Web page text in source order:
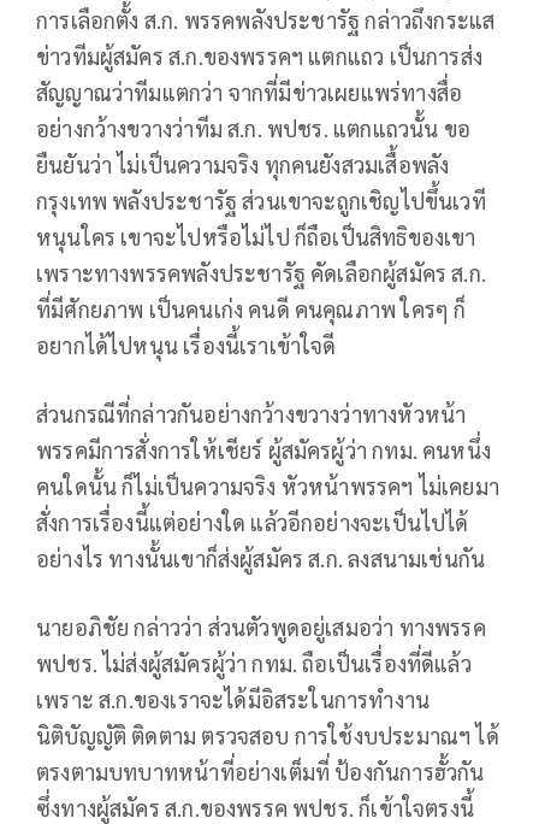
การเลือกตั้ง ส.ก. พรรคพลังประชารัฐ กล่าวถึงกระแส
ข่าวทีมผู้สมัคร ส.ก.ของพรรคฯ แตกแถว เป็นการส่ง
สัญญาณว่าทีมแตกว่า​ จากที่มีข่าวเผยแพร่ทางสื่อ
อย่างกว้างขวางว่าทีม ส.ก. พปชร. แตกแถวนั้น ขอ
ยืนยันว่า ไม่เป็นความจริง ทุกคนยังสวมเสื้อพลัง
กรุงเทพ พลังประชารัฐ ส่วนเขาจะถูกเชิญไปขึ้นเวที
หนุนใคร เขาจะไปหรือไม่ไป ก็ถือเป็นสิทธิของเขา
เพราะทางพรรคพลังประชารัฐ คัดเลือกผู้สมัคร ส.ก.
ที่มีศักยภาพ เป็นคนเก่ง คนดี คนคุณภาพ ใครๆ ก็
อยากได้ไปหนุน เรื่องนี้เราเข้าใจดี
ส่วนกรณีที่กล่าวกันอย่างกว้างขวางว่าทางหัวหน้า
พรรคมีการสั่งการให้เชียร์ ผู้สมัครผู้ว่า กทม. คนหนึ่ง
คนใดนั้น ก็ไม่เป็นความจริง หัวหน้าพรรคฯ ไม่เคยมา
สั่งการเรื่องนี้แต่อย่างใด แล้วอีกอย่างจะเป็นไปได้
อย่างไร ทางนั้นเขาก็ส่งผู้สมัคร ส.ก. ลงสนามเช่นกัน
นายอภิชัย กล่าวว่า ส่วนตัวพูดอยู่เสมอว่า ทางพรรค
พปชร. ไม่ส่งผู้สมัครผู้ว่า กทม. ถือเป็นเรื่องที่ดีแล้ว
เพราะ ส.ก.ของเราจะได้มีอิสระในการทำงาน
นิติบัญญัติ ติดตาม ตรวจสอบ การใช้งบประมาณฯ ได้
ตรงตามบทบาทหน้าที่อย่างเต็มที่ ป้องกันการฮั้วกัน
ซึ่งทางผู้สมัคร ส.ก.ของพรรค พปชร. ก็เข้าใจตรงนี้